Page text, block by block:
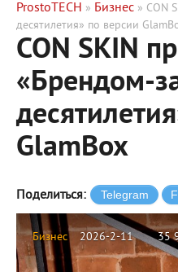
ProstoTECH » Бизнес » CON
десятилетия» по версии
CON SKIN
«Брендом-
GlamBox
Поделиться:
Бизнес 2026-2-11 35